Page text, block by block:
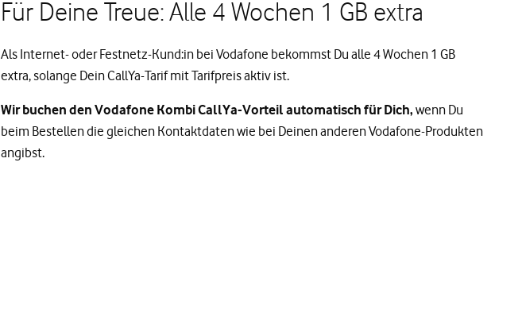
Für Deine Treue: Alle 4 Wochen 1 GB extra
Als Internet- oder Festnetz-Kund:in bei Vodafone bekommst Du alle 4 Wochen 1 GB
extra, solange Dein CallYa-Tarif mit Tarifpreis aktiv ist.
Wir buchen den Vodafone Kombi CallYa-Vorteil automatisch für Dich, wenn Du
beim Bestellen die gleichen Kontaktdaten wie bei Deinen anderen Vodafone-Produkten
angibst.